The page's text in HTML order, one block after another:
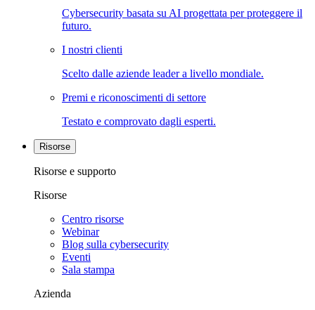
Cybersecurity basata su AI progettata per proteggere il
futuro.
I nostri clienti
Scelto dalle aziende leader a livello mondiale.
Premi e riconoscimenti di settore
Testato e comprovato dagli esperti.
Risorse
Risorse e supporto
Risorse
Centro risorse
Webinar
Blog sulla cybersecurity
Eventi
Sala stampa
Azienda